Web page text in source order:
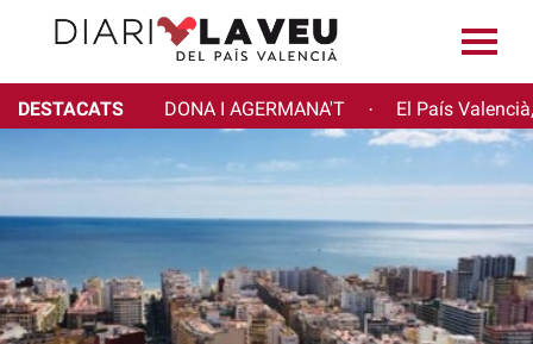
DESTACATS DONA I AGERMANA'T · El País